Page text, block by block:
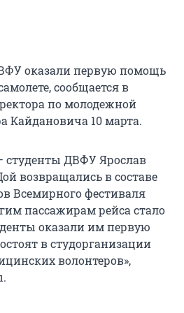
оказали первую помощь
сообщается в
по молодежной
Кайдановича 10 марта.
ДВФУ Ярослав
возвращались в составе
Всемирного фестиваля
пассажирам рейса стало
оказали им первую
в студорганизации
волонтеров»,